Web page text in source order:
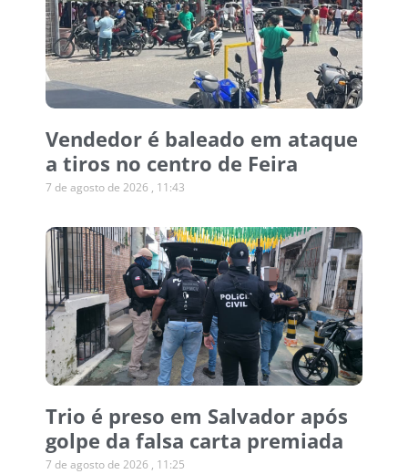
Vendedor é baleado em ataque
a tiros no centro de Feira
7 de agosto de 2026 11:43
Trio é preso em Salvador após
golpe da falsa carta premiada
7 de agosto de 2026 11:25